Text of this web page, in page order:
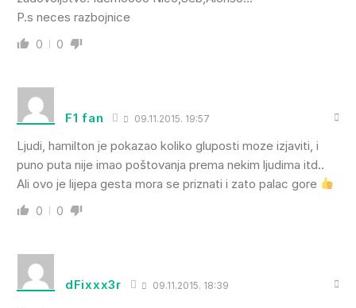
P.s neces razbojnice
0 0
F1 fan 09.11.2015. 19:57
Ljudi, hamilton je pokazao koliko gluposti moze izjaviti, i
puno puta nije imao poštovanja prema nekim ljudima itd..
Ali ovo je lijepa gesta mora se priznati i zato palac gore
0 0
dFixxx3r 09.11.2015. 18:39